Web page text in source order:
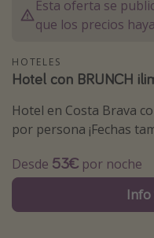
Vacaciones de Playa
Escapadas románticas
Más temas
Cruceros por el
Hoteles más hot de
Esta oferta se
que los precios
HOTELES
Hotel con BRUNCH
Hotel en Costa Brava
por persona ¡Fechas
Desde 53€ por noche
Info